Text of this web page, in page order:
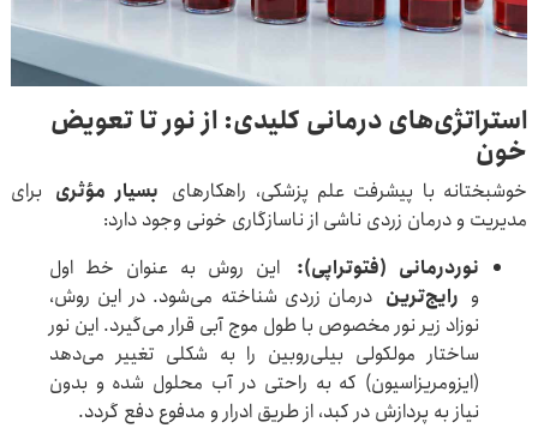
استراتژی‌های درمانی کلیدی: از نور تا تعویض
خون
خوشبختانه با پیشرفت علم پزشکی، راهکارهای بسیار مؤثری برای
مدیریت و درمان زردی ناشی از ناسازگاری خونی وجود دارد:
نوردرمانی (فتوتراپی): این روش به عنوان خط اول
و رایج‌ترین درمان زردی شناخته می‌شود. در این روش،
نوزاد زیر نور مخصوص با طول موج آبی قرار می‌گیرد. این نور
ساختار مولکولی بیلی‌روبین را به شکلی تغییر می‌دهد
(ایزومریزاسیون) که به راحتی در آب محلول شده و بدون
نیاز به پردازش در کبد، از طریق ادرار و مدفوع دفع گردد.